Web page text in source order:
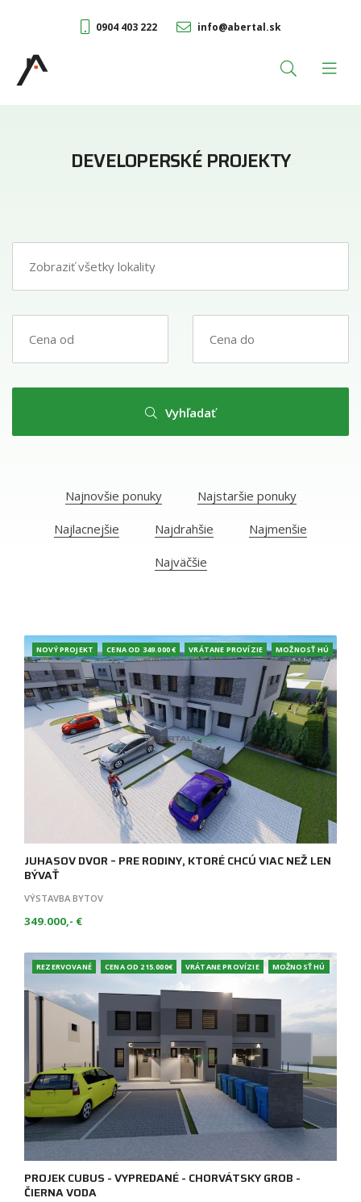
0904 403 222 info@abertal.sk
DEVELOPERSKÉ PROJEKTY
Vyhľadať
Najnovšie ponuky Najstaršie ponuky
Najlacnejšie Najdrahšie Najmenšie
Najväčšie
NOVÝ PROJEKT CENA OD 349.000 € VRÁTANE PROVÍZIE MOŽNOSŤ HÚ
JUHASOV DVOR – PRE RODINY, KTORÉ CHCÚ VIAC NEŽ LEN
BÝVAŤ
VÝSTAVBA BYTOV
349.000,- €
REZERVOVANÉ CENA OD 215.000€ VRÁTANE PROVÍZIE MOŽNOSŤ HÚ
PROJEK CUBUS - VYPREDANÉ - CHORVÁTSKY GROB -
ČIERNA VODA